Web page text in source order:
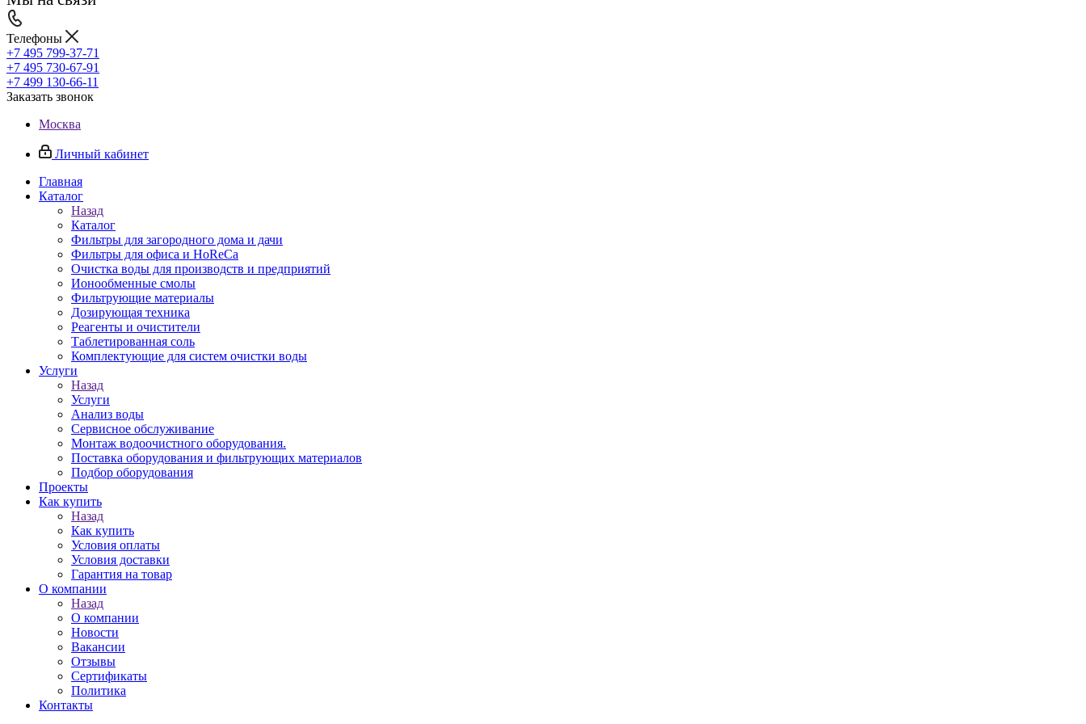
Телефоны
+7 495 799-37-71
+7 495 730-67-91
+7 499 130-66-11
Заказать звонок
Москва
Личный кабинет
Главная
Каталог
Назад
Каталог
Фильтры для загородного дома и дачи
Фильтры для офиса и HoReCa
Очистка воды для производств и предприятий
Ионообменные смолы
Фильтрующие материалы
Дозирующая техника
Реагенты и очистители
Таблетированная соль
Комплектующие для систем очистки воды
Услуги
Назад
Услуги
Анализ воды
Сервисное обслуживание
Монтаж водоочистного оборудования.
Поставка оборудования и фильтрующих материалов
Подбор оборудования
Проекты
Как купить
Назад
Как купить
Условия оплаты
Условия доставки
Гарантия на товар
О компании
Назад
О компании
Новости
Вакансии
Отзывы
Сертификаты
Политика
Контакты